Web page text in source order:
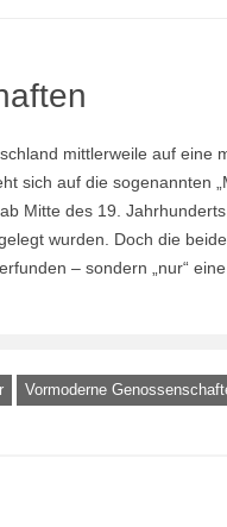
mittlerweile auf eine
sich auf die sogenannten
Mitte des 19.
wurden. Doch die
– sondern „nur“
Vormoderne